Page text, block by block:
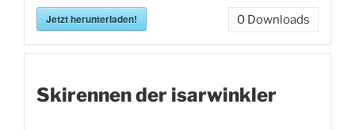
Jetzt herunterladen! 0 Downloads
Skirennen der isarwinkler